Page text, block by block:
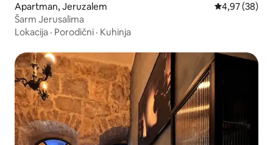
Apartman, Jeruzalem Prosečna
4,97 (38)
Šarm Jerusalima
Lokacija · Porodični · Kuhinja